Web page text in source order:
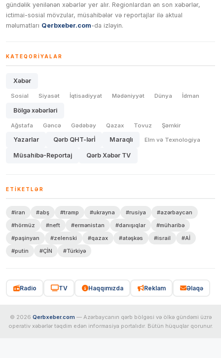
gündəlik yenilənən xəbərlər yer alır. Regionlardan ən son xəbərlər,
ictimai-sosial mövzular, müsahibələr və reportajlar ilə aktual
məlumatları Qerbxeber.com-da izləyin.
KATEQORIYALAR
Xəbər
Sosial Siyasət İqtisadiyyat Mədəniyyət Dünya İdman
Bölgə xəbərləri
Ağstafa Gəncə Gədəbəy Qazax Tovuz Şəmkir
Yazarlar Qərb QHT-lərİ Maraqlı Elm və Texnologiya
Müsahibə-Reportaj Qərb Xəbər TV
ETIKETLƏR
#iran #abş #tramp #ukrayna #rusiya
#azərbaycan
#hörmüz
#neft #ermənistan #danışıqlar
#müharibə
#paşinyan
#zelenski #qazax #atəşkəs #israil
#Aİ
#putin
#ÇİN #Türkiyə
Radio TV Haqqımızda Reklam Əlaqə
© 2026 Qerbxeber.com — Azərbaycanın qərb bölgəsi və ölkə gündəmi üzrə
operativ xəbərlər təqdim edən informasiya portalıdır. Bütün hüquqlar qorunur.